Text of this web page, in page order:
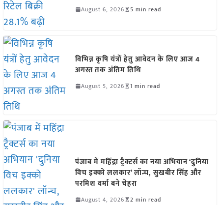
August 6, 2026 5 min read
विभिन्न कृषि यंत्रों हेतु आवेदन के लिए आज 4
अगस्त तक अंतिम तिथि
August 5, 2026 1 min read
पंजाब में महिंद्रा ट्रैक्टर्स का नया अभियान ‘दुनिया
विच इक्को ललकार’ लॉन्च, सुखबीर सिंह और
परमिश वर्मा बने चेहरा
August 4, 2026 2 min read